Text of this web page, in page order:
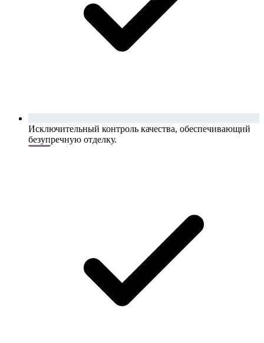
Исключительный контроль качества, обеспечивающий
безупречную отделку.